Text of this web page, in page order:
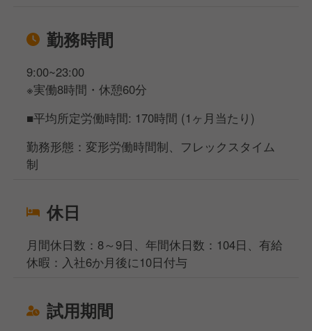
勤務時間
9:00~23:00
※実働8時間・休憩60分
■平均所定労働時間: 170時間 (1ヶ月当たり)
勤務形態：変形労働時間制、フレックスタイム
制
休日
月間休日数：8～9日、年間休日数：104日、有給
休暇：入社6か月後に10日付与
試用期間